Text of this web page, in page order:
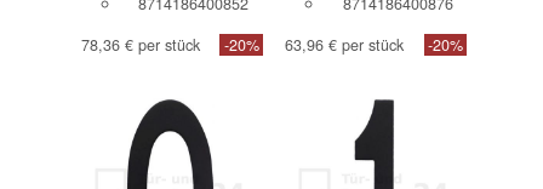
78,36 € per stück
-20%
63,96 € per stück
-20%